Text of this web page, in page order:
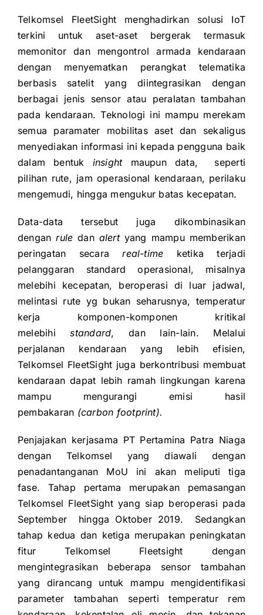
Telkomsel FleetSight menghadirkan solusi IoT
terkini untuk aset-aset bergerak termasuk
memonitor dan mengontrol armada kendaraan
dengan menyematkan perangkat telematika
berbasis satelit yang diintegrasikan dengan
berbagai jenis sensor atau peralatan tambahan
pada kendaraan. Teknologi ini mampu merekam
semua paramater mobilitas aset dan sekaligus
menyediakan informasi ini kepada pengguna baik
dalam bentuk insightmaupun data, seperti
pilihan rute, jam operasional kendaraan, perilaku
mengemudi, hingga mengukur batas kecepatan.
Data-data tersebut juga dikombinasikan
dengan rule dan alertyang mampu memberikan
peringatan secarareal-time ketika terjadi
pelanggaran standard operasional, misalnya
melebihi kecepatan, beroperasi di luar jadwal,
melintasi rute yg bukan seharusnya, temperatur
kerja komponen-komponen kritikal
melebihistandard, dan lain-lain. Melalui
perjalanan kendaraan yang lebih efisien,
Telkomsel FleetSight juga berkontribusi membuat
kendaraan dapat lebih ramah lingkungan karena
mampu mengurangi emisi hasil
pembakaran (carbon footprint).
Penjajakan kerjasama PT Pertamina Patra Niaga
dengan Telkomsel yang diawali dengan
penadantanganan MoU ini akan meliputi tiga
fase. Tahap pertama merupakan pemasangan
Telkomsel FleetSight yang siap beroperasi pada
September hingga Oktober 2019. Sedangkan
tahap kedua dan ketiga merupakan peningkatan
fitur Telkomsel Fleetsight dengan
mengintegrasikan beberapa sensor tambahan
yang dirancang untuk mampu mengidentifikasi
parameter tambahan seperti temperatur rem